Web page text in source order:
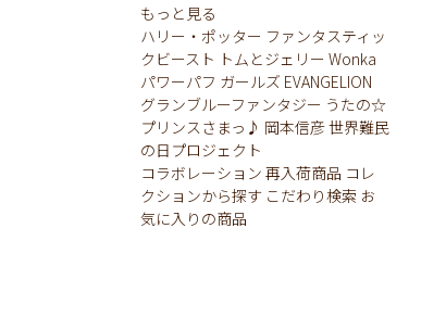
もっと見る
ハリー・ポッター ファンタスティッ
クビースト トムとジェリー Wonka
パワーパフ ガールズ EVANGELION
グランブルーファンタジー うたの☆
プリンスさまっ♪ 岡本信彦世界難民
の日プロジェクト
コラボレーション 再入荷商品 コレ
クションから探す こだわり検索 お
気に入りの商品